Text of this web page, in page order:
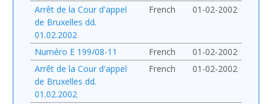
Arrêt de la Cour d'appel
de Bruxelles dd.
01.02.2002
French 01-02-2002
Numéro E 199/08-11 French
01-02-2002
Arrêt de la Cour d'appel
de Bruxelles dd.
01.02.2002
French 01-02-2002